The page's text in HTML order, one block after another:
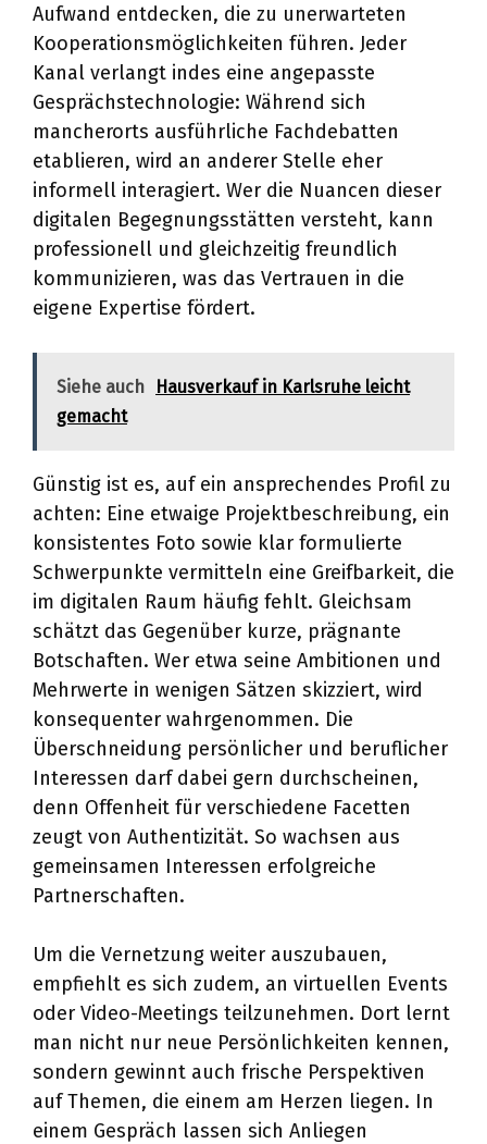
Aufwand entdecken, die zu unerwarteten
Kooperationsmöglichkeiten führen. Jeder
Kanal verlangt indes eine angepasste
Gesprächstechnologie: Während sich
mancherorts ausführliche Fachdebatten
etablieren, wird an anderer Stelle eher
informell interagiert. Wer die Nuancen dieser
digitalen Begegnungsstätten versteht, kann
professionell und gleichzeitig freundlich
kommunizieren, was das Vertrauen in die
eigene Expertise fördert.
Siehe auch
Hausverkauf in Karlsruhe leicht
gemacht
Günstig ist es, auf ein ansprechendes Profil zu
achten: Eine etwaige Projektbeschreibung, ein
konsistentes Foto sowie klar formulierte
Schwerpunkte vermitteln eine Greifbarkeit, die
im digitalen Raum häufig fehlt. Gleichsam
schätzt das Gegenüber kurze, prägnante
Botschaften. Wer etwa seine Ambitionen und
Mehrwerte in wenigen Sätzen skizziert, wird
konsequenter wahrgenommen. Die
Überschneidung persönlicher und beruflicher
Interessen darf dabei gern durchscheinen,
denn Offenheit für verschiedene Facetten
zeugt von Authentizität. So wachsen aus
gemeinsamen Interessen erfolgreiche
Partnerschaften.
Um die Vernetzung weiter auszubauen,
empfiehlt es sich zudem, an virtuellen Events
oder Video-Meetings teilzunehmen. Dort lernt
man nicht nur neue Persönlichkeiten kennen,
sondern gewinnt auch frische Perspektiven
auf Themen, die einem am Herzen liegen. In
einem Gespräch lassen sich Anliegen